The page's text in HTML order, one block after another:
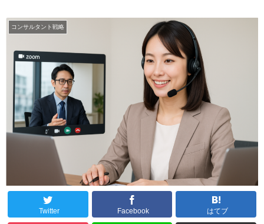
コンサルタント戦略
Twitter Facebook はてブ